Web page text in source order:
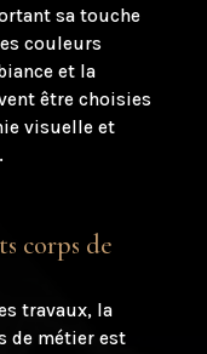
sa touche
couleurs
et la
être choisies
visuelle et
corps de
travaux, la
de métier est